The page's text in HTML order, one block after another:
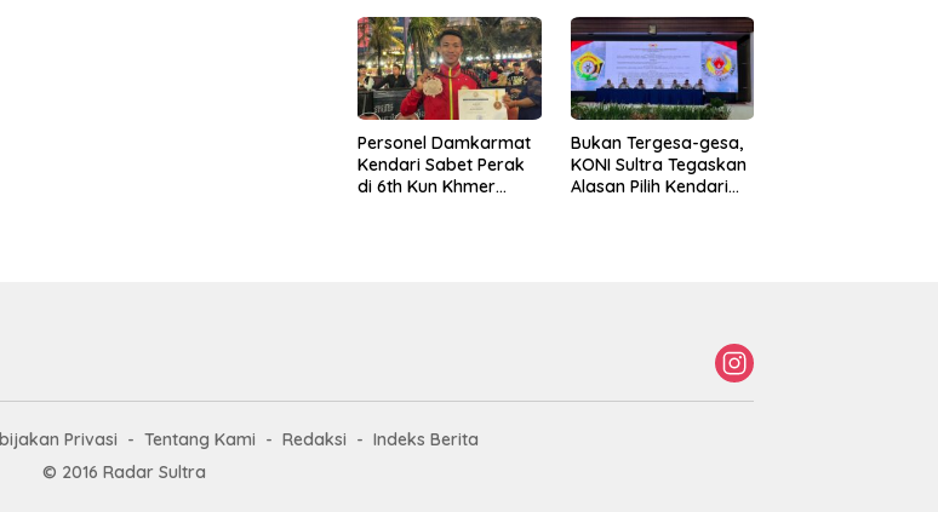
Personel Damkarmat
Kendari Sabet Perak
di 6th Kun Khmer
Bukan Tergesa-gesa,
KONI Sultra Tegaskan
Alasan Pilih Kendari
Privasi Tentang Kami Redaksi
Indeks Berita
© 2016 Radar Sultra